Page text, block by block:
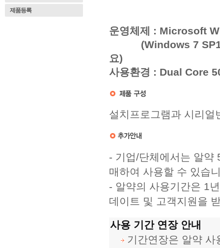
제품등록
운영체제 : Microsoft
(Windows 7
요)
사용환경 : Dual Core
설치프로그램과 시리얼
- 기업/단체에서는 알약
매하여 사용할 수 있습
- 알약의 사용기간은 1
데이트 및 고객지원을
사용 기간 연장 안내
기간연장은 알약 사